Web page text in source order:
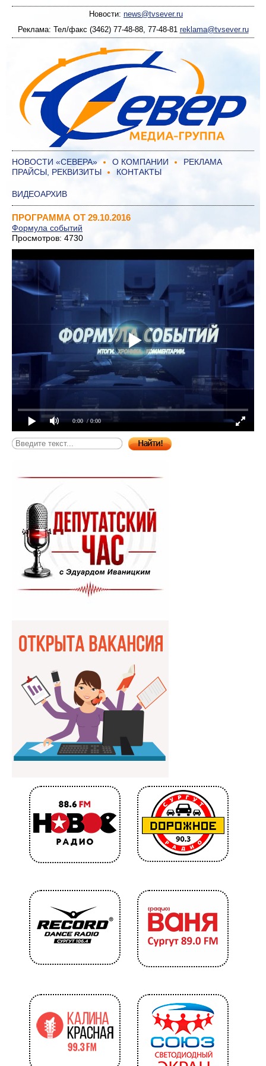
Новости: news@tvsever.ru
Реклама: Тел/факс (3462) 77-48-88, 77-48-81 reklama@tvsever.ru
НОВОСТИ «СЕВЕРА» О КОМПАНИИ
РЕКЛАМА
ПРАЙСЫ, РЕКВИЗИТЫ
КОНТАКТЫ
ВИДЕОАРХИВ
ПРОГРАММА ОТ 29.10.2016
Формула событий
Просмотров: 4730
0:00 / 0:00